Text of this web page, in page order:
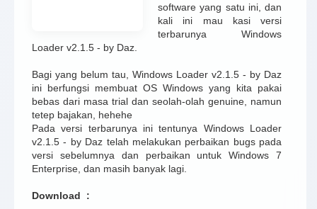
software yang satu ini, dan
kali ini mau kasi versi
terbarunya Windows
Loader v2.1.5 - by Daz.
Bagi yang belum tau, Windows Loader v2.1.5 - by Daz
ini berfungsi membuat OS Windows yang kita pakai
bebas dari masa trial dan seolah-olah genuine, namun
tetep bajakan, hehehe
Pada versi terbarunya ini tentunya Windows Loader
v2.1.5 - by Daz telah melakukan perbaikan bugs pada
versi sebelumnya dan perbaikan untuk Windows 7
Enterprise, dan masih banyak lagi.
Download :